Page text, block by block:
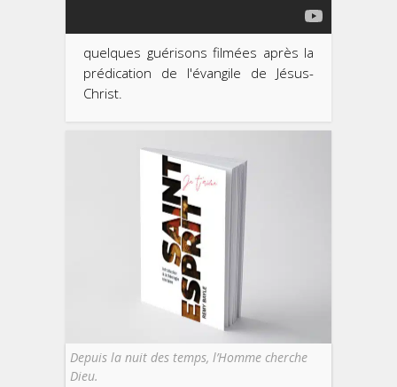
quelques guérisons filmées après la
prédication de l'évangile de Jésus-
Christ.
Depuis la nuit des temps, l’Homme cherche
Dieu.